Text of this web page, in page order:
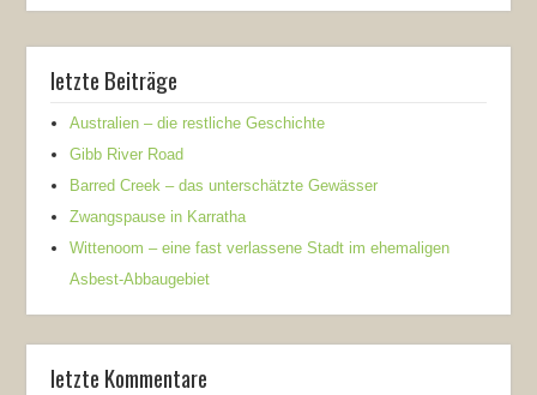
letzte Beiträge
Australien – die restliche Geschichte
Gibb River Road
Barred Creek – das unterschätzte Gewässer
Zwangspause in Karratha
Wittenoom – eine fast verlassene Stadt im ehemaligen
Asbest-Abbaugebiet
letzte Kommentare